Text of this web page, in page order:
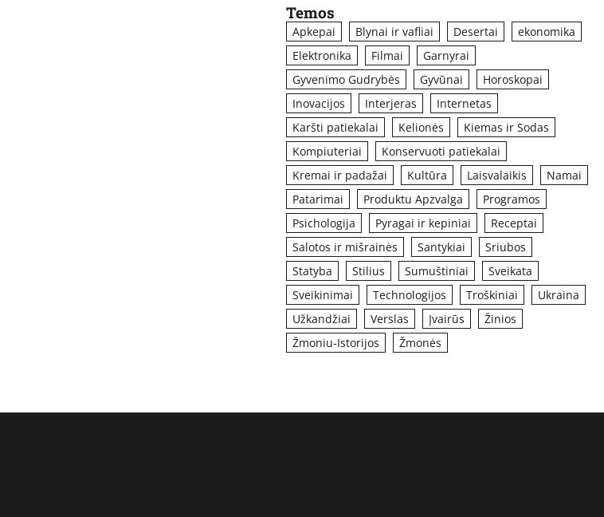
Temos
Apkepai Blynai ir vafliai Desertai
ekonomika
Elektronika
Filmai
Garnyrai
Gyvenimo Gudrybės
Gyvūnai
Horoskopai
Inovacijos
Interjeras
Internetas
Karšti patiekalai
Kelionės
Kiemas ir Sodas
Kompiuteriai
Konservuoti patiekalai
Kremai ir padažai
Kultūra Laisvalaikis
Namai
Patarimai
Produktu Apzvalga
Programos
Psichologija
Pyragai ir kepiniai
Receptai
Salotos ir mišrainės
Santykiai
Sriubos
Statyba
Stilius Sumuštiniai
Sveikata
Sveikinimai
Technologijos Troškiniai
Ukraina
Užkandžiai
Verslas Įvairūs
Žinios
Žmoniu-Istorijos
Žmonės